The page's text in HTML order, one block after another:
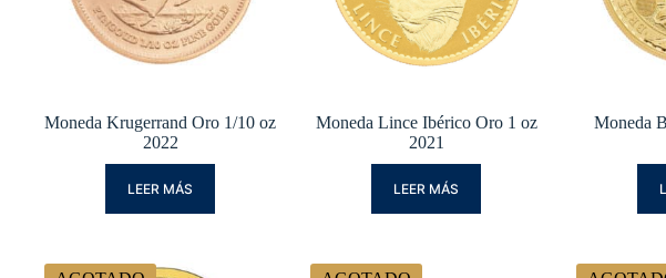
Moneda Krugerrand Oro 1/10 oz
2022
LEER MÁS
Moneda Lince Ibérico Oro 1 oz
2021
LEER MÁS
Moneda